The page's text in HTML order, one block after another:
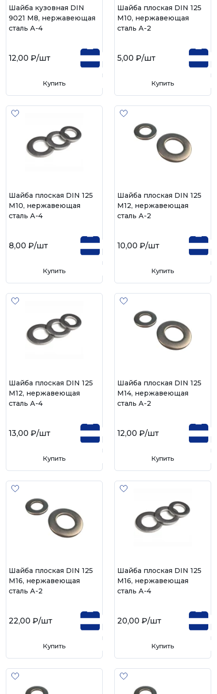
Шайба кузовная DIN
9021 М8, нержавеющая
сталь А-4
12,00 ₽/шт
Купить
Шайба плоская DIN 125
М10, нержавеющая
сталь А-2
5,00 ₽/шт
Купить
Шайба плоская DIN 125
М10, нержавеющая
сталь А-4
8,00 ₽/шт
Купить
Шайба плоская DIN 125
М12, нержавеющая
сталь А-2
10,00 ₽/шт
Купить
Шайба плоская DIN 125
М12, нержавеющая
сталь А-4
13,00 ₽/шт
Купить
Шайба плоская DIN 125
М14, нержавеющая
сталь А-2
12,00 ₽/шт
Купить
Шайба плоская DIN 125
М16, нержавеющая
сталь А-2
22,00 ₽/шт
Купить
Шайба плоская DIN 125
М16, нержавеющая
сталь А-4
20,00 ₽/шт
Купить